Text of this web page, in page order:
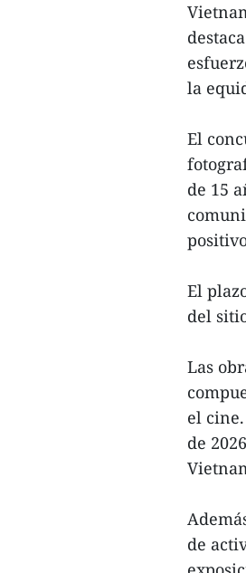
la
El
de 15
El
del
Las
el
de
de